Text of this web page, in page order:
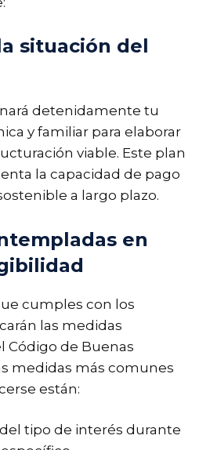
situación del
detenidamente tu
y familiar para elaborar
viable. Este plan
la capacidad de pago
a largo plazo.
en
cumples con los
las medidas
Código de Buenas
medidas más comunes
están:
tipo de interés durante